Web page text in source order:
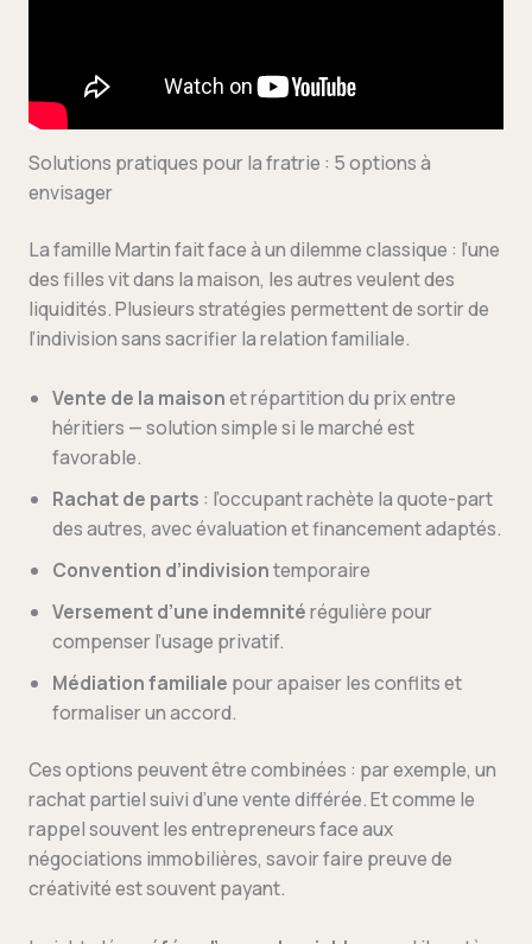
Solutions pratiques pour la fratrie : 5 options à
envisager
La famille Martin fait face à un dilemme classique : l’une
des filles vit dans la maison, les autres veulent des
liquidités. Plusieurs stratégies permettent de sortir de
l’indivision sans sacrifier la relation familiale.
Vente de la maisonet répartition du prix entre
héritiers — solution simple si le marché est
favorable.
Rachat de parts : l’occupant rachète la quote-part
des autres, avec évaluation et financement adaptés.
Convention d’indivisiontemporaire
Versement d’une indemnitérégulière pour
compenser l’usage privatif.
Médiation familiale pour apaiser les conflits et
formaliser un accord.
Ces options peuvent être combinées : par exemple, un
rachat partiel suivi d’une vente différée. Et comme le
rappel souvent les entrepreneurs face aux
négociations immobilières, savoir faire preuve de
créativité est souvent payant.